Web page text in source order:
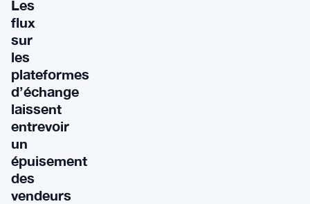
Les
flux
sur
les
plateformes
d’échange
laissent
entrevoir
un
épuisement
des
vendeurs